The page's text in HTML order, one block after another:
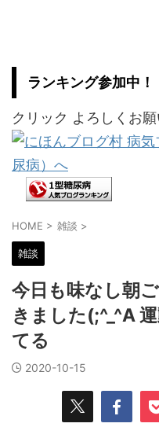
ランキング参加中！
クリック よろしくお願
HOME > 雑談 >
雑談
今日も味なし朝
きました(;^_^A
てる
2020-10-15